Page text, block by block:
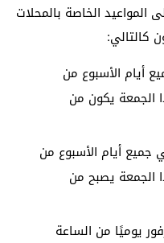
المواعيد الخاصة بالمحلات
كالتالي:
أيام الأسبوع من
11 م ماعدا الجمعة يكون من
جميع أيام الأسبوع من
11 م ماعدا الجمعة يصبح من
يوميًا من الساعة